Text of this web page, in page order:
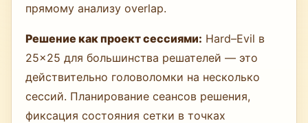
прямому анализу overlap.
Решение как проект сессиями: Hard–Evil в
25×25 для большинства решателей — это
действительно головоломки на несколько
сессий. Планирование сеансов решения,
фиксация состояния сетки в точках